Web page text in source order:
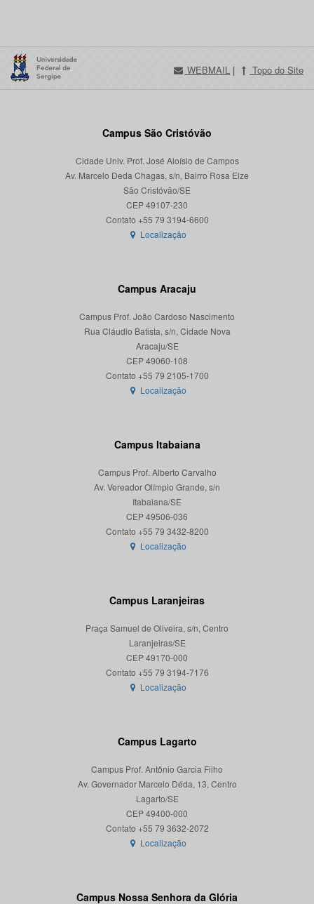
WEBMAIL | Topo do Site
Campus São Cristóvão
Cidade Univ. Prof. José Aloísio de Campos
Av. Marcelo Deda Chagas, s/n, Bairro Rosa Elze
São Cristóvão/SE
CEP 49107-230
Localização
Campus Aracaju
Campus Prof. João Cardoso Nascimento
Rua Cláudio Batista, s/n, Cidade Nova
Aracaju/SE
CEP 49060-108
Localização
Campus Itabaiana
Campus Prof. Alberto Carvalho
Av. Vereador Olímpio Grande, s/n
Itabaiana/SE
CEP 49506-036
Localização
Campus Laranjeiras
Praça Samuel de Oliveira, s/n, Centro
Laranjeiras/SE
CEP 49170-000
Localização
Campus Lagarto
Campus Prof. Antônio Garcia Filho
Av. Governador Marcelo Déda, 13, Centro
Lagarto/SE
CEP 49400-000
Localização
Campus Nossa Senhora da Glória